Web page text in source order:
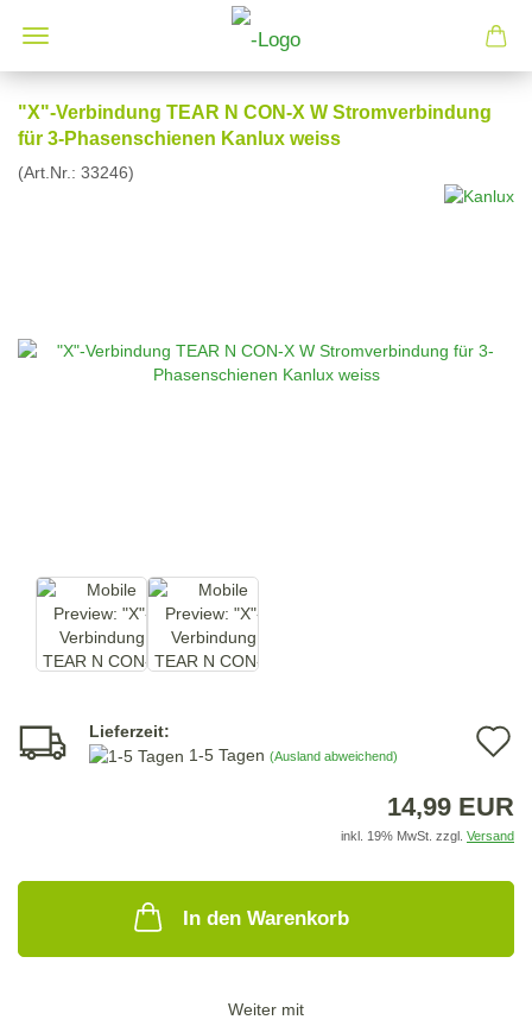
"X"-Verbindung TEAR N CON-X W Stromverbindung
für 3-Phasenschienen Kanlux weiss
(Art.Nr.: 33246)
Lieferzeit:
1-5 Tagen (Ausland abweichend)
14,99 EUR
inkl. 19% MwSt. zzgl. Versand
In den Warenkorb
Weiter mit